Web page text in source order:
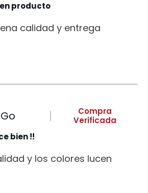
producto
calidad y entrega
Compra
Verificada
bien !!
y los colores lucen